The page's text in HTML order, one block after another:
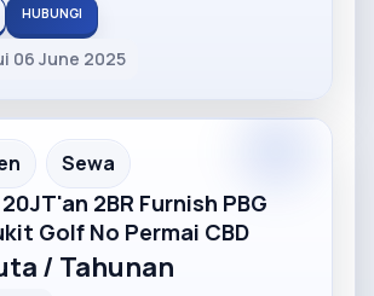
HUBUNGI
06 June 2025
Sewa
2BR Furnish PBG
Golf No Permai CBD
/ Tahunan